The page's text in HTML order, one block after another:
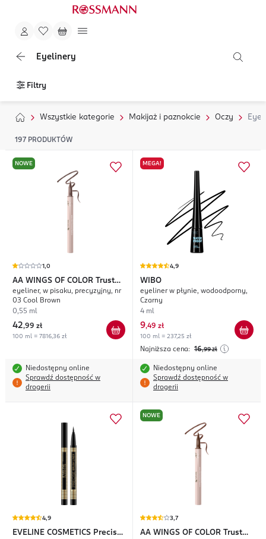
Eyelinery
Filtry
Wszystkie kategorie Makijaż i paznokcie Oczy
197 PRODUKTÓW
NOWE
1,0
AA WINGS OF COLOR Trust
Your Wings Sharp Focus
eyeliner, w pisaku, precyzyjny, nr
03 Cool Brown
0,55 ml
42,99 zł
100 ml = 7816,36 zł
Niedostępny online
Sprawdź dostępność w
drogerii
MEGA!
4,9
WIBO
eyeliner w płynie, wodoodporny,
Czarny
4 ml
9,49 zł
100 ml = 237,25 zł
Najniższa cena: 16,99 zł
Niedostępny online
Sprawdź dostępność w
drogerii
4,9
EVELINE COSMETICS Precise
NOWE
3,7
AA WINGS OF COLOR Trust